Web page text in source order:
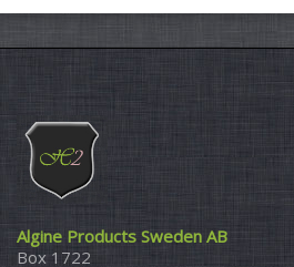
Algine Products Sweden AB
Box 1722